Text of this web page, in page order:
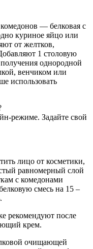
— белковая с
куриное яйцо или
от желтков,
1 столовую
однородной
венчиком или
использовать
режиме. Задайте свой
лицо от косметики,
равномерный слой
с комедонами
смесь на 15 –
рекомендуют после
крем.
очищающей